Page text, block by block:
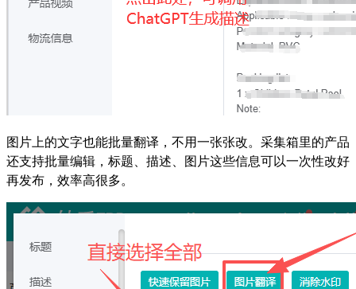
图片上的文字也能批量翻译，不用一张张改。采集箱里的产品
还支持批量编辑，标题、描述、图片这些信息可以一次性改好
再发布，效率高很多。